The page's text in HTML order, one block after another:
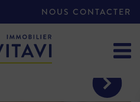
NOUS CONTACTER